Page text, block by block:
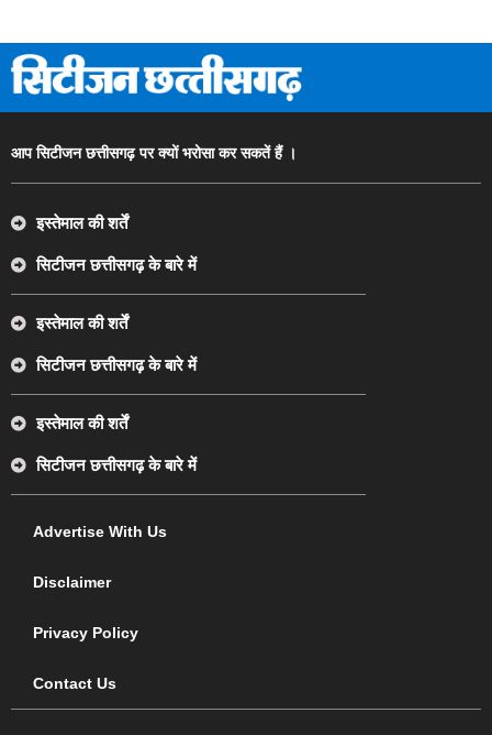
आप सिटीजन छत्तीसगढ़ पर क्यों भरोसा कर सकतें हैं ।
इस्तेमाल की शर्तें
सिटीजन छत्तीसगढ़ के बारे में
इस्तेमाल की शर्तें
सिटीजन छत्तीसगढ़ के बारे में
इस्तेमाल की शर्तें
सिटीजन छत्तीसगढ़ के बारे में
Advertise With Us
Disclaimer
Privacy Policy
Contact Us